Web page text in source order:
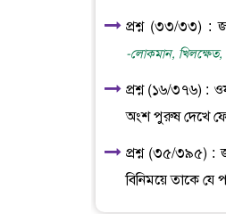
প্রশ্ন (৩৩/৩৩) :
-লোকমান, খিলক্ষেত,
প্রশ্ন (১৬/৩৭৬) :
অংশ পুরুষ দেখে
প্রশ্ন (৩৫/৩৯৫) :
বিনিময়ে তাকে যে